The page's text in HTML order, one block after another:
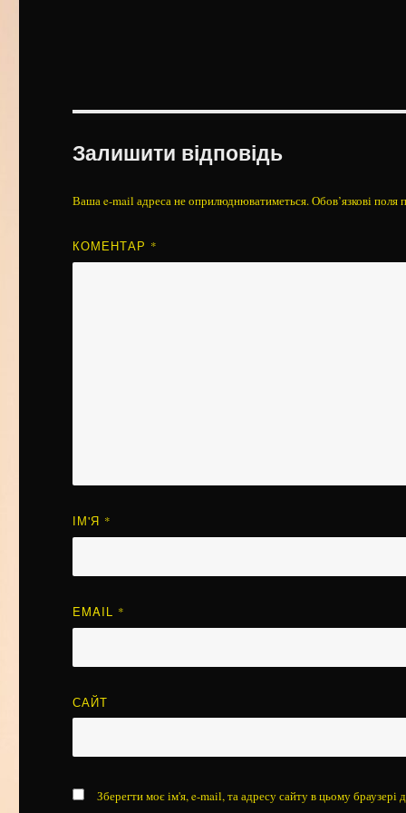
Залишити відповідь
Ваша e-mail адреса не оприлюднюватиметься.Обов’язкові поля
КОМЕНТАР *
ІМ'Я *
EMAIL *
САЙТ
Зберегти моє ім'я, e-mail, та адресу сайту в цьому браузері